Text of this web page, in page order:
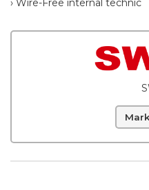
› Wire-Free internal technic